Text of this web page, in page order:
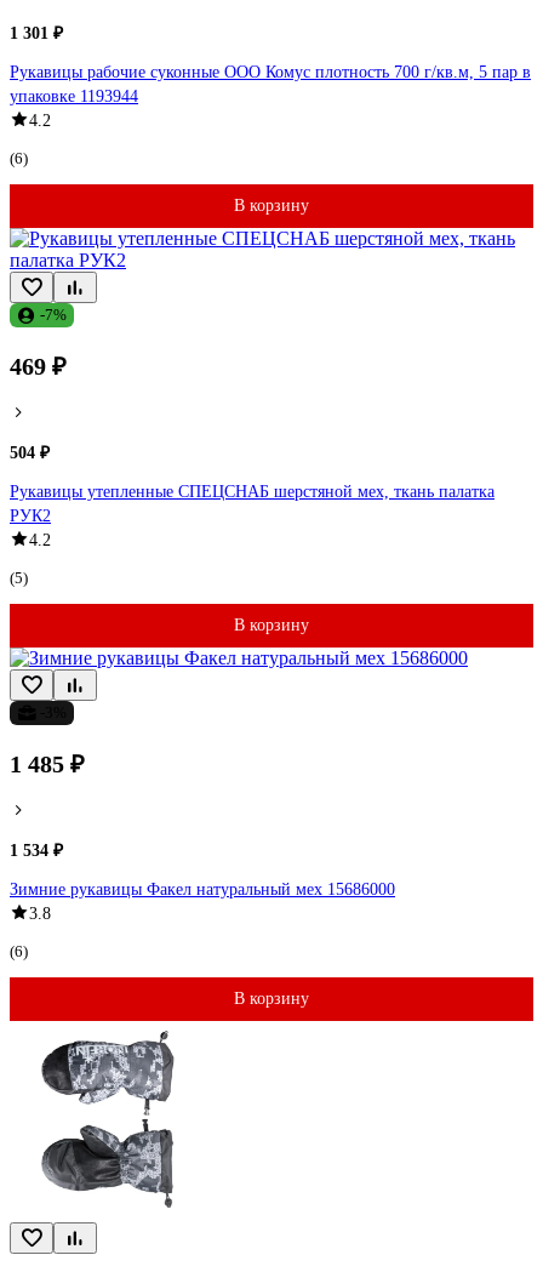
1 301 ₽
Рукавицы рабочие суконные ООО Комус плотность 700 г/кв.м, 5 пар в
упаковке 1193944
4.2
(6)
В корзину
-7%
469 ₽
504 ₽
Рукавицы утепленные СПЕЦСНАБ шерстяной мех, ткань палатка
РУК2
4.2
(5)
В корзину
1 485 ₽
1 534 ₽
Зимние рукавицы Факел натуральный мех 15686000
3.8
(6)
В корзину